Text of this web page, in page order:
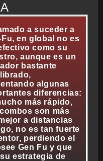
a suceder a
Fu, en global no es
como su
aunque es un
bastante
algunas
diferencias:
más rápido,
son más
a distancias
no es tan fuerte
perdiendo el
Gen Fu y que
estrategia de